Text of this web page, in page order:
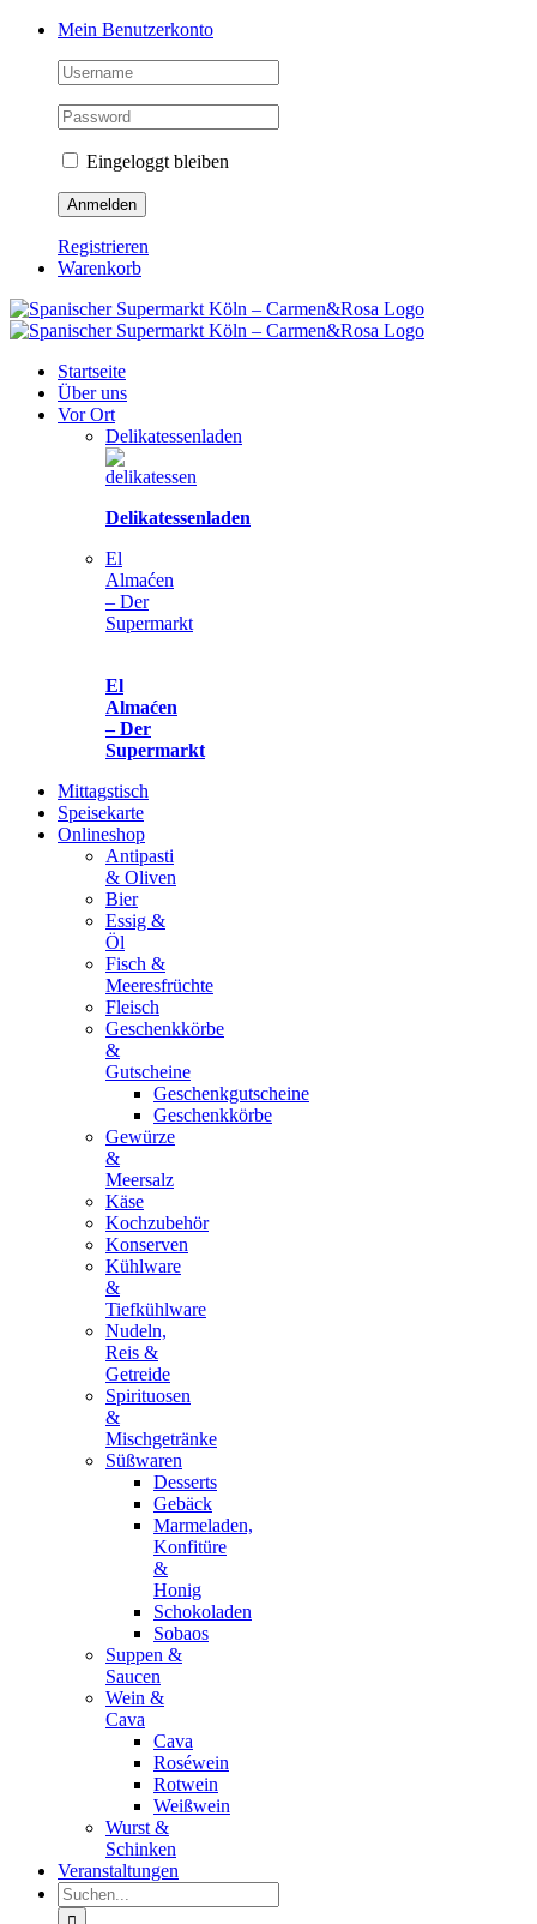
Zum
springen
Facebook
Instagram
Pinterest
Tiktok
YouTubeMein Benutzerkonto
Eingeloggt bleiben
Registrieren
Warenkorb
Startseite
Über uns
Vor Ort
Delikatessenladen
Delikatessenladen
El
Almaćen
– Der
Supermarkt
El
Almaćen
– Der
Supermarkt
Mittagstisch
Speisekarte
Onlineshop
Antipasti
& Oliven
Bier
Essig &
Öl
Fisch &
Meeresfrüchte
Fleisch
Geschenkkörbe
&
Gutscheine
Geschenkgutscheine
Geschenkkörbe
Gewürze
&
Meersalz
Käse
Kochzubehör
Konserven
Kühlware
&
Tiefkühlware
Nudeln,
Reis &
Getreide
Spirituosen
&
Mischgetränke
Süßwaren
Desserts
Gebäck
Marmeladen,
Konfitüre
&
Honig
Schokoladen
Sobaos
Suppen &
Saucen
Wein &
Cava
Cava
Roséwein
Rotwein
Weißwein
Wurst &
Schinken
Veranstaltungen
Suche
nach: